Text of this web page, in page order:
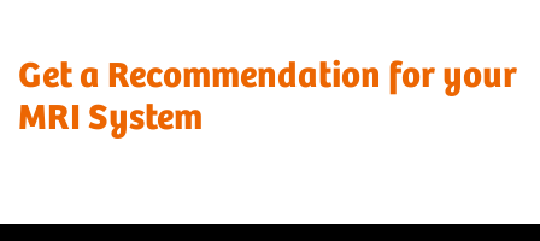
Get a Recommendation for your
MRI System